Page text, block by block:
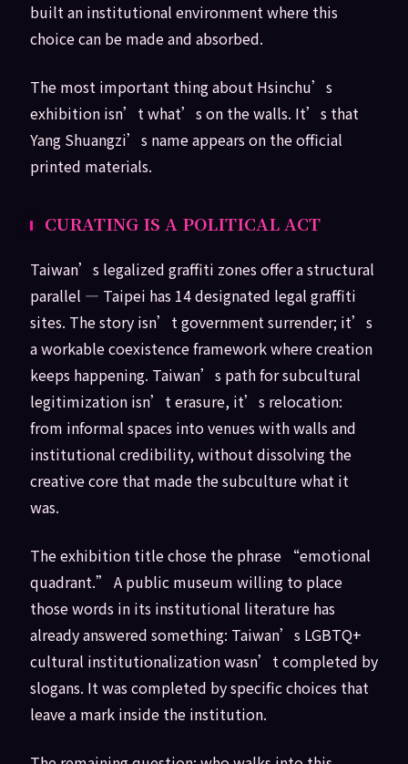
built an institutional environment where this
choice can be made and absorbed.
The most important thing about Hsinchu’s
exhibition isn’t what’s on the walls. It’s that
Yang Shuangzi’s name appears on the official
printed materials.
CURATING IS A POLITICAL ACT
Taiwan’s legalized graffiti zones offer a structural
parallel — Taipei has 14 designated legal graffiti
sites. The story isn’t government surrender; it’s
a workable coexistence framework where creation
keeps happening. Taiwan’s path for subcultural
legitimization isn’t erasure, it’s relocation:
from informal spaces into venues with walls and
institutional credibility, without dissolving the
creative core that made the subculture what it
was.
The exhibition title chose the phrase “emotional
quadrant.” A public museum willing to place
those words in its institutional literature has
already answered something: Taiwan’s LGBTQ+
cultural institutionalization wasn’t completed by
slogans. It was completed by specific choices that
leave a mark inside the institution.